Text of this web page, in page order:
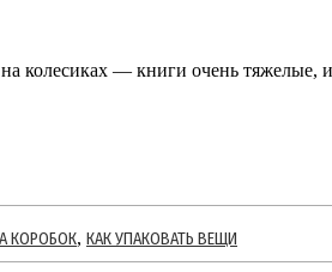
колесиках — книги очень тяжелые,
КОРОБОК, КАК УПАКОВАТЬ ВЕЩИ